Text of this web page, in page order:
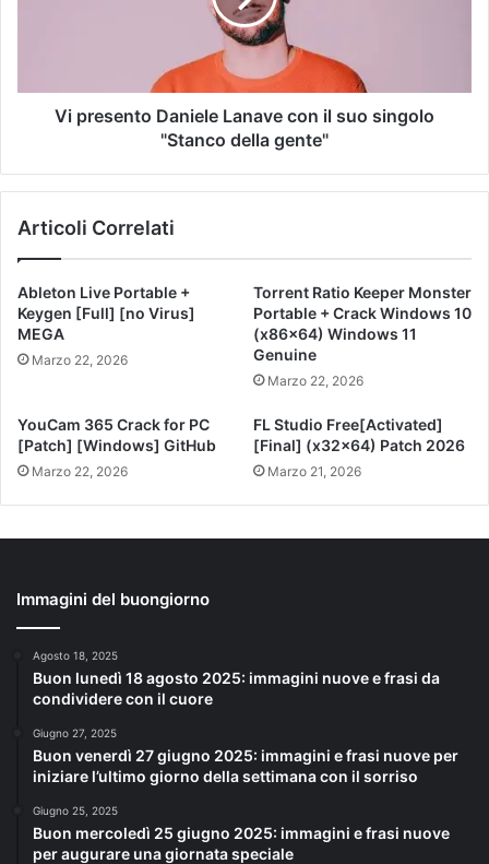
Vi presento Daniele Lanave con il suo singolo
"Stanco della gente"
Articoli Correlati
Ableton Live Portable +
Keygen [Full] [no Virus]
MEGA
Marzo 22, 2026
Torrent Ratio Keeper Monster
Portable + Crack Windows 10
(x86x64) Windows 11
Genuine
Marzo 22, 2026
YouCam 365 Crack for PC
[Patch] [Windows] GitHub
Marzo 22, 2026
FL Studio Free[Activated]
[Final] (x32x64) Patch 2026
Marzo 21, 2026
Immagini del buongiorno
Agosto 18, 2025
Buon lunedì 18 agosto 2025: immagini nuove e frasi da
condividere con il cuore
Giugno 27, 2025
Buon venerdì 27 giugno 2025: immagini e frasi nuove per
iniziare l’ultimo giorno della settimana con il sorriso
Giugno 25, 2025
Buon mercoledì 25 giugno 2025: immagini e frasi nuove
per augurare una giornata speciale